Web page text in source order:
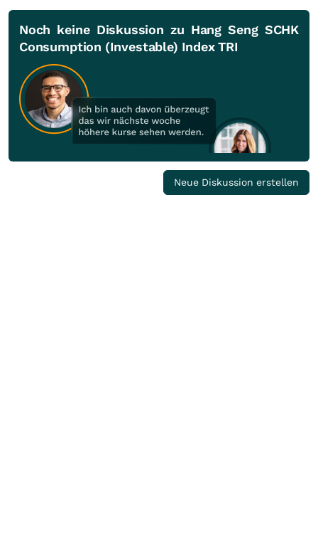
Noch keine Diskussion zu Hang Seng SCHK
Consumption (Investable) Index TRI
Neue Diskussion erstellen